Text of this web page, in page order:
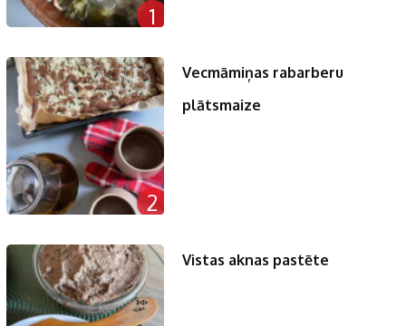
1
2
Vecmāmiņas rabarberu
plātsmaize
Vistas aknas pastēte